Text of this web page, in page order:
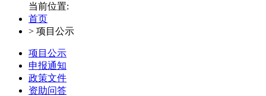
当前位置:
首页
> 项目公示
项目公示
申报通知
政策文件
资助问答